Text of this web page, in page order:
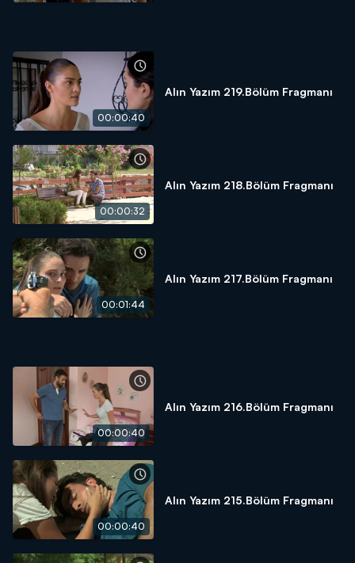
00:00:40
Alın Yazım 219.Bölüm Fragmanı
00:00:32
Alın Yazım 218.Bölüm Fragmanı
00:01:44
Alın Yazım 217.Bölüm Fragmanı
00:00:40
Alın Yazım 216.Bölüm Fragmanı
00:00:40
Alın Yazım 215.Bölüm Fragmanı